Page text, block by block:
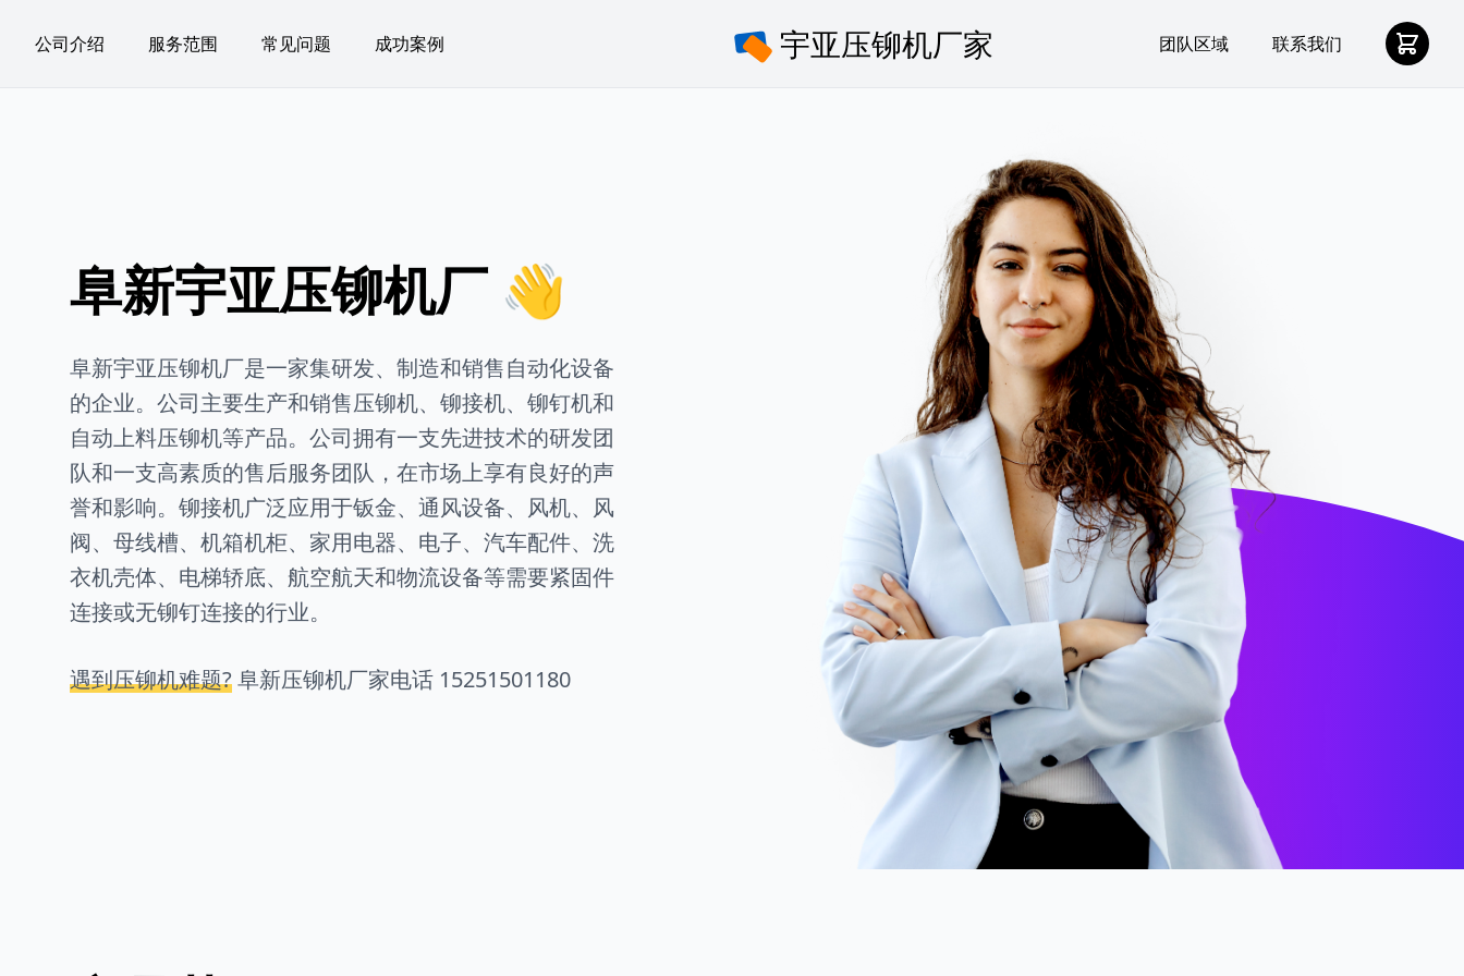
公司介绍 服务范围 常见问题 成功案例 团队区域 联系我们
阜新宇亚压铆机厂 👋
阜新宇亚压铆机厂是一家集研发、制造和销售自动化设备
的企业。公司主要生产和销售压铆机、铆接机、铆钉机和
自动上料压铆机等产品。公司拥有一支先进技术的研发团
队和一支高素质的售后服务团队，在市场上享有良好的声
誉和影响。铆接机广泛应用于钣金、通风设备、风机、风
阀、母线槽、机箱机柜、家用电器、电子、汽车配件、洗
衣机壳体、电梯轿底、航空航天和物流设备等需要紧固件
连接或无铆钉连接的行业。
遇到压铆机难题?阜新压铆机厂家电话 15251501180